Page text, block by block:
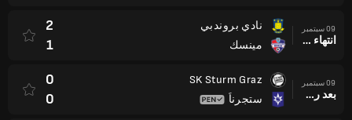
09 سبتمبر
انتهاء وقت المباراة
نادي بروندبي
مينسك
2
1
09 سبتمبر
بعد ركلات الترجيح
SK Sturm Graz
ستجرناً
0
0